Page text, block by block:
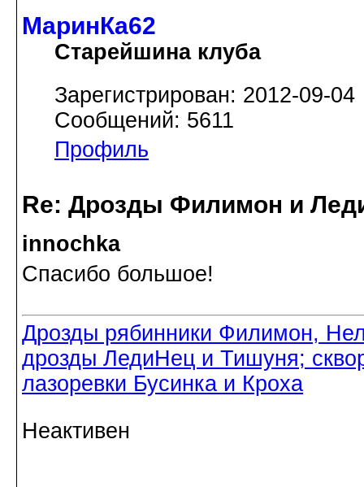
МаринКа62
Старейшина клуба
Зарегистрирован: 2012-09-04
Сообщений: 5611
Профиль
Re: Дрозды Филимон и
innochka
Спасибо большое!
Дрозды рябинники Филимон,
дрозды ЛедиНец и Тишуня;
лазоревки Бусинка и Кроха
Неактивен